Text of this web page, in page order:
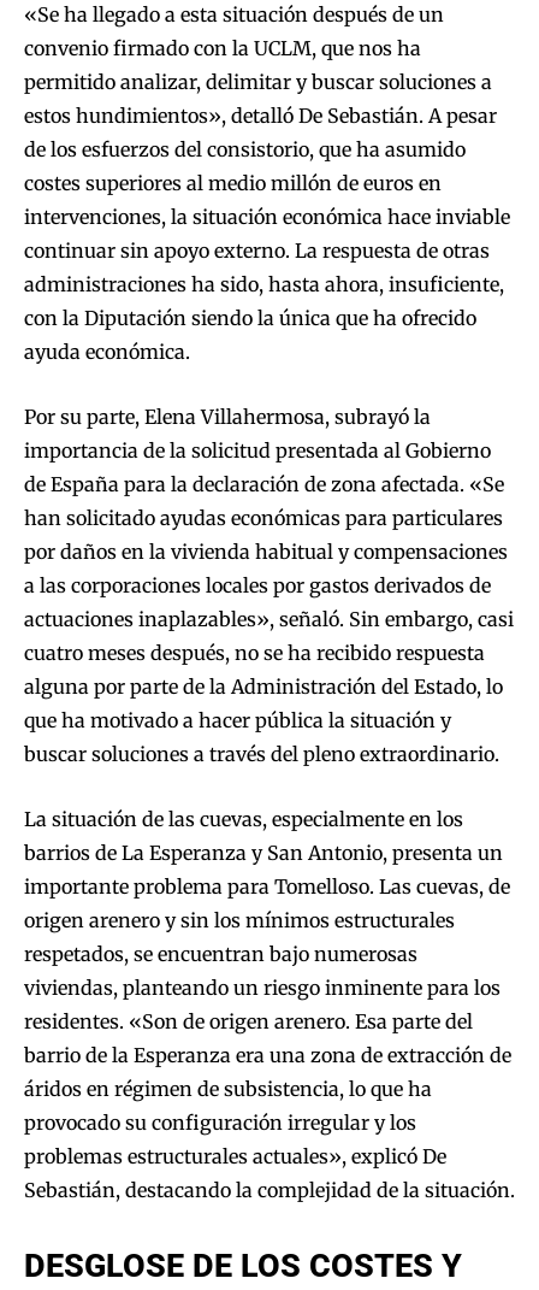
«Se ha llegado a esta situación después de un
convenio firmado con la UCLM, que nos ha
permitido analizar, delimitar y buscar soluciones a
estos hundimientos», detalló De Sebastián. A pesar
de los esfuerzos del consistorio, que ha asumido
costes superiores al medio millón de euros en
intervenciones, la situación económica hace inviable
continuar sin apoyo externo. La respuesta de otras
administraciones ha sido, hasta ahora, insuficiente,
con la Diputación siendo la única que ha ofrecido
ayuda económica.
Por su parte, Elena Villahermosa, subrayó la
importancia de la solicitud presentada al Gobierno
de España para la declaración de zona afectada. «Se
han solicitado ayudas económicas para particulares
por daños en la vivienda habitual y compensaciones
a las corporaciones locales por gastos derivados de
actuaciones inaplazables», señaló. Sin embargo, casi
cuatro meses después, no se ha recibido respuesta
alguna por parte de la Administración del Estado, lo
que ha motivado a hacer pública la situación y
buscar soluciones a través del pleno extraordinario.
La situación de las cuevas, especialmente en los
barrios de La Esperanza y San Antonio, presenta un
importante problema para Tomelloso. Las cuevas, de
origen arenero y sin los mínimos estructurales
respetados, se encuentran bajo numerosas
viviendas, planteando un riesgo inminente para los
residentes. «Son de origen arenero. Esa parte del
barrio de la Esperanza era una zona de extracción de
áridos en régimen de subsistencia, lo que ha
provocado su configuración irregular y los
problemas estructurales actuales», explicó De
Sebastián, destacando la complejidad de la situación.
DESGLOSE DE LOS COSTES Y